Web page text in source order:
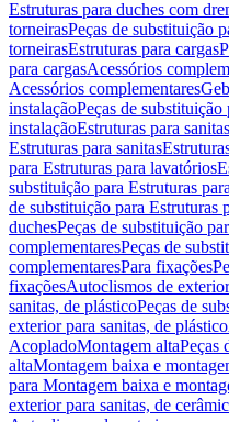
Estruturas para duches com
torneirasPeças de substituição
torneirasEstruturas para cargas
para cargasAcessórios
Acessórios complementares
instalaçãoPeças de substituição
instalaçãoEstruturas para sanitas
Estruturas para sanitas
para Estruturas para lavatórios
substituição para Estruturas
de substituição para Estruturas
duchesPeças de substituição
complementaresPeças de
complementaresPara fixações
fixaçõesAutoclismos de exterior
sanitas, de plásticoPeças de
exterior para sanitas, de plástico
AcopladoMontagem altaPeças
altaMontagem baixa e
para Montagem baixa e
exterior para sanitas, de